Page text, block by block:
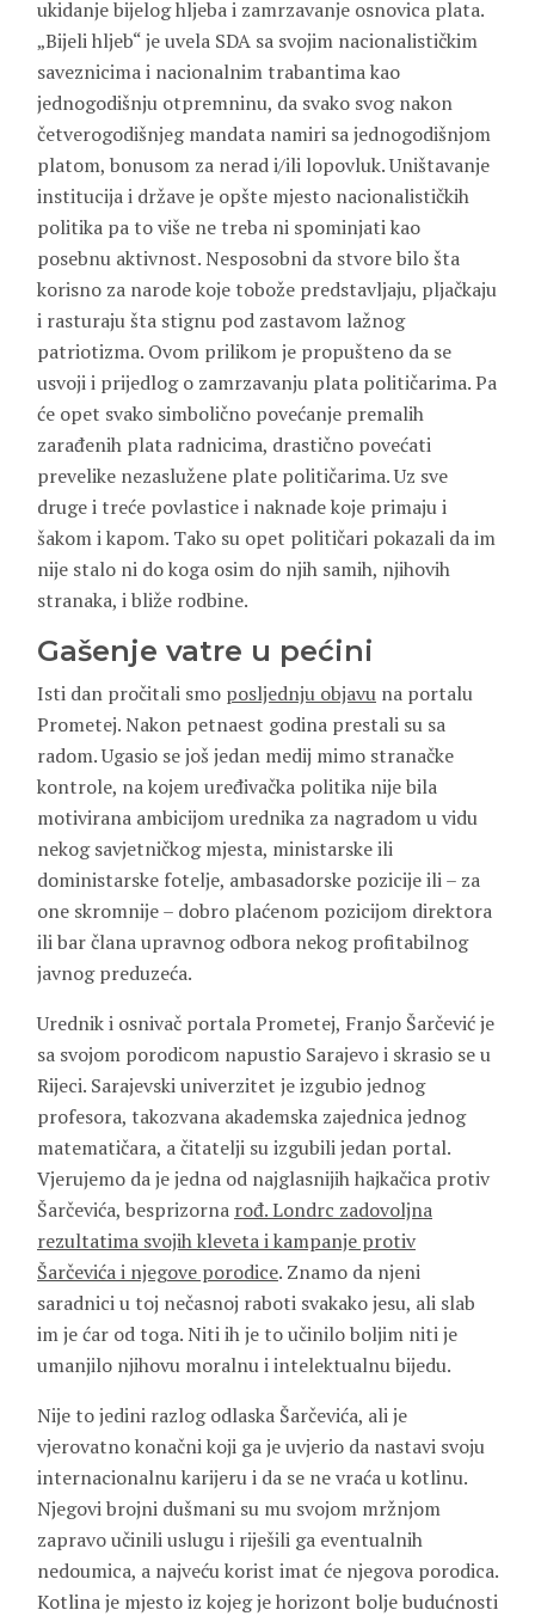
ukidanje bijelog hljeba i zamrzavanje osnovica plata.
„Bijeli hljeb“ je uvela SDA sa svojim nacionalističkim
saveznicima i nacionalnim trabantima kao
jednogodišnju otpremninu, da svako svog nakon
četverogodišnjeg mandata namiri sa jednogodišnjom
platom, bonusom za nerad i/ili lopovluk. Uništavanje
institucija i države je opšte mjesto nacionalističkih
politika pa to više ne treba ni spominjati kao
posebnu aktivnost. Nesposobni da stvore bilo šta
korisno za narode koje tobože predstavljaju, pljačkaju
i rasturaju šta stignu pod zastavom lažnog
patriotizma. Ovom prilikom je propušteno da se
usvoji i prijedlog o zamrzavanju plata političarima. Pa
će opet svako simbolično povećanje premalih
zarađenih plata radnicima, drastično povećati
prevelike nezaslužene plate političarima. Uz sve
druge i treće povlastice i naknade koje primaju i
šakom i kapom. Tako su opet političari pokazali da im
nije stalo ni do koga osim do njih samih, njihovih
stranaka, i bliže rodbine.
Gašenje vatre u pećini
Isti dan pročitali smo posljednju objavu na portalu
Prometej. Nakon petnaest godina prestali su sa
radom. Ugasio se još jedan medij mimo stranačke
kontrole, na kojem uređivačka politika nije bila
motivirana ambicijom urednika za nagradom u vidu
nekog savjetničkog mjesta, ministarske ili
doministarske fotelje, ambasadorske pozicije ili – za
one skromnije – dobro plaćenom pozicijom direktora
ili bar člana upravnog odbora nekog profitabilnog
javnog preduzeća.
Urednik i osnivač portala Prometej, Franjo Šarčević je
sa svojom porodicom napustio Sarajevo i skrasio se u
Rijeci. Sarajevski univerzitet je izgubio jednog
profesora, takozvana akademska zajednica jednog
matematičara, a čitatelji su izgubili jedan portal.
Vjerujemo da je jedna od najglasnijih hajkačica protiv
Šarčevića, besprizorna rođ. Londrc zadovoljna
rezultatima svojih kleveta i kampanje protiv
Šarčevića i njegove porodice. Znamo da njeni
saradnici u toj nečasnoj raboti svakako jesu, ali slab
im je ćar od toga. Niti ih je to učinilo boljim niti je
umanjilo njihovu moralnu i intelektualnu bijedu.
Nije to jedini razlog odlaska Šarčevića, ali je
vjerovatno konačni koji ga je uvjerio da nastavi svoju
internacionalnu karijeru i da se ne vraća u kotlinu.
Njegovi brojni dušmani su mu svojom mržnjom
zapravo učinili uslugu i riješili ga eventualnih
nedoumica, a najveću korist imat će njegova porodica.
Kotlina je mjesto iz kojeg je horizont bolje budućnosti